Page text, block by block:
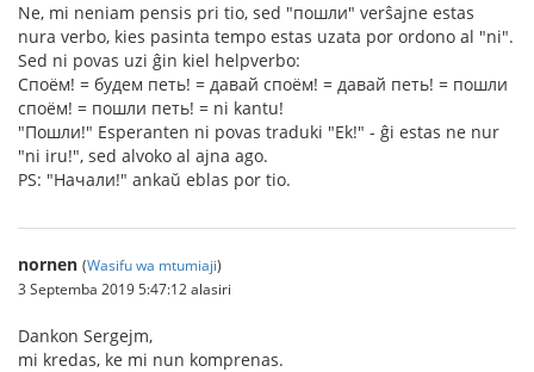
Ne, mi neniam pensis pri tio, sed "пошли" verŝajne estas
nura verbo, kies pasinta tempo estas uzata por ordono al "ni".
Sed ni povas uzi ĝin kiel helpverbo:
Споём! = будем петь! = давай споём! = давай петь! = пошли
споём! = пошли петь! = ni kantu!
"Пошли!" Esperanten ni povas traduki "Ek!" - ĝi estas ne nur
"ni iru!", sed alvoko al ajna ago.
PS: "Начали!" ankaŭ eblas por tio.
nornen (Wasifu wa mtumiaji)
3 Septemba 2019 5:47:12 alasiri
Dankon Sergejm,
mi kredas, ke mi nun komprenas.